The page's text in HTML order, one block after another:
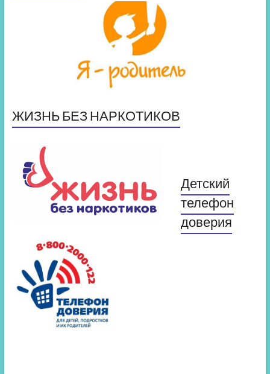
ЖИЗНЬ БЕЗ НАРКОТИКОВ
Детский
телефон
доверия